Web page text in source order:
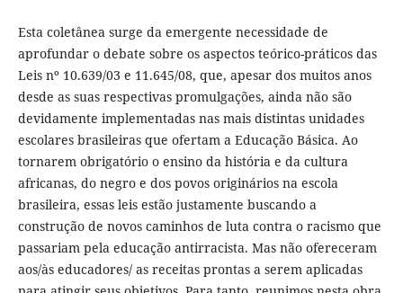
Esta coletânea surge da emergente necessidade de
aprofundar o debate sobre os aspectos teórico-práticos das
Leis nº 10.639/03 e 11.645/08, que, apesar dos muitos anos
desde as suas respectivas promulgações, ainda não são
devidamente implementadas nas mais distintas unidades
escolares brasileiras que ofertam a Educação Básica. Ao
tornarem obrigatório o ensino da história e da cultura
africanas, do negro e dos povos originários na escola
brasileira, essas leis estão justamente buscando a
construção de novos caminhos de luta contra o racismo que
passariam pela educação antirracista. Mas não ofereceram
aos/às educadores/ as receitas prontas a serem aplicadas